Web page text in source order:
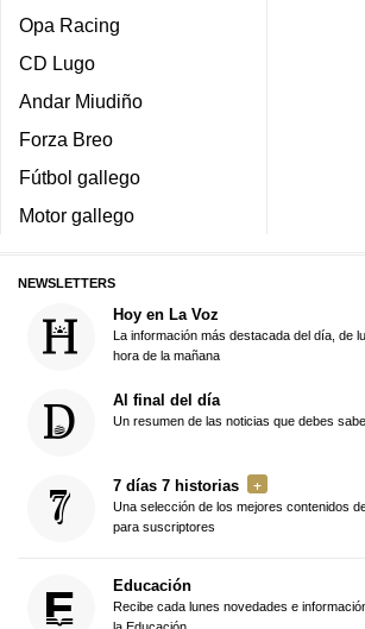
Opa Racing
CD Lugo
Andar Miudiño
Forza Breo
Fútbol gallego
Motor gallego
NEWSLETTERS
Hoy en La Voz
La información más destacada del día, de
hora de la mañana
Al final del día
Un resumen de las noticias que debes
7 días 7 historias
Una selección de los mejores contenidos
para suscriptores
Educación
Recibe cada lunes novedades e